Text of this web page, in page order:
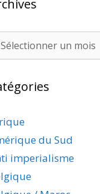
du Sud
imperialisme